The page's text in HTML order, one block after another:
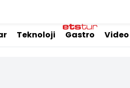
Teknoloji Gastro Video